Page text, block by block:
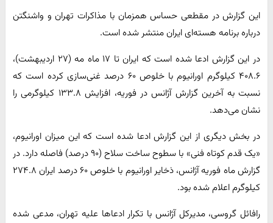
این گزارش در مقطعی حساس همزمان با مذاکرات تهران و واشنگتن
درباره برنامه هسته‌ای ایران منتشر شده است.
در این گزارش ادعا شده است که ایران تا ۱۷ ماه مه (۲۷ اردیبهشت)،
۴۰۸.۶ کیلوگرم اورانیوم با خلوص ۶۰ درصد غنی‌سازی کرده است که
نسبت به آخرین گزارش آژانس در فوریه، افزایش ۱۳۳.۸ کیلوگرمی را
نشان می‌دهد.
در بخش دیگری از این گزارش ادعا شده است که این میزان اورانیوم،
«یک قدم کوتاه فنی» با سطوح ساخت سلاح (۹۰ درصد) فاصله دارد. در
گزارش ماه فوریه آژانس، ذخایر اورانیوم با خلوص ۶۰ درصد ایران ۲۷۴.۸
کیلوگرم اعلام شده بود.
رافائل گروسی، مدیرکل آژانس با تکرار ادعاها علیه تهران، مدعی شده